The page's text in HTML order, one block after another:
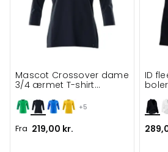
+5
Mascot Crossover dame
3/4 ærmet T-shirt
Fra 219,00 kr.
ID